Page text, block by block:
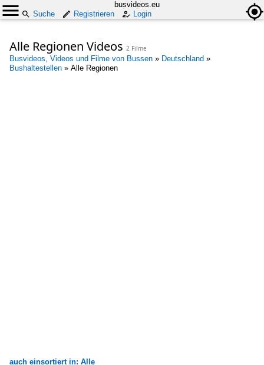
busvideos.eu
Suche
Registrieren Login
Alle Regionen Videos 2 Filme
Busvideos, Videos und Filme von Bussen » Deutschland »
Bushaltestellen » Alle Regionen
auch einsortiert in: Alle